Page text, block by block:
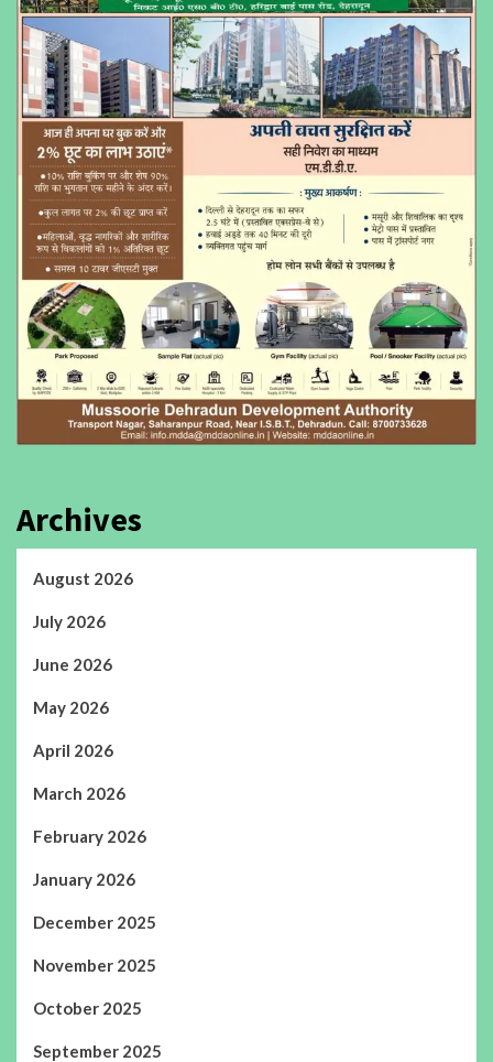
Archives
August 2026
July 2026
June 2026
May 2026
April 2026
March 2026
February 2026
January 2026
December 2025
November 2025
October 2025
September 2025